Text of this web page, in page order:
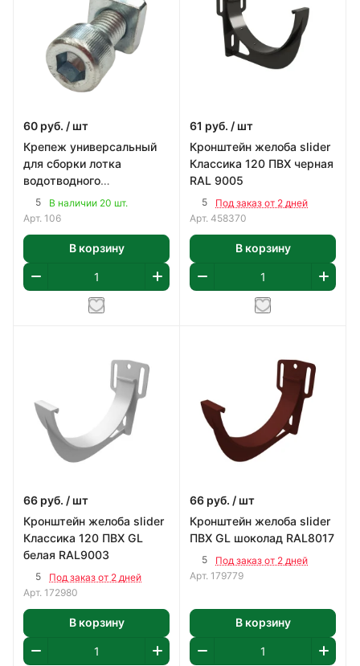
60 руб. / шт
Крепеж универсальный
для сборки лотка
водотводного
пластикового
5
В наличии 20 шт.
Арт. 106
В корзину
61 руб. / шт
Кронштейн желоба slider
Классика 120 ПВХ черная
RAL 9005
5
Под заказ от 2 дней
Арт. 458370
В корзину
66 руб. / шт
Кронштейн желоба slider
Классика 120 ПВХ GL
белая RAL9003
5
Под заказ от 2 дней
Арт. 172980
В корзину
66 руб. / шт
Кронштейн желоба slider
ПВХ GL шоколад RAL8017
5
Под заказ от 2 дней
Арт. 179779
В корзину